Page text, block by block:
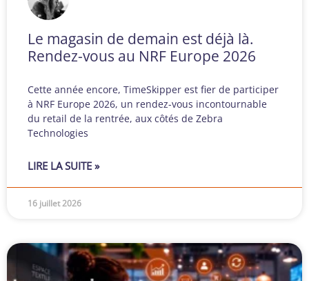
Le magasin de demain est déjà là.
Rendez-vous au NRF Europe 2026
Cette année encore, TimeSkipper est fier de participer
à NRF Europe 2026, un rendez-vous incontournable
du retail de la rentrée, aux côtés de Zebra
Technologies
LIRE LA SUITE »
16 juillet 2026